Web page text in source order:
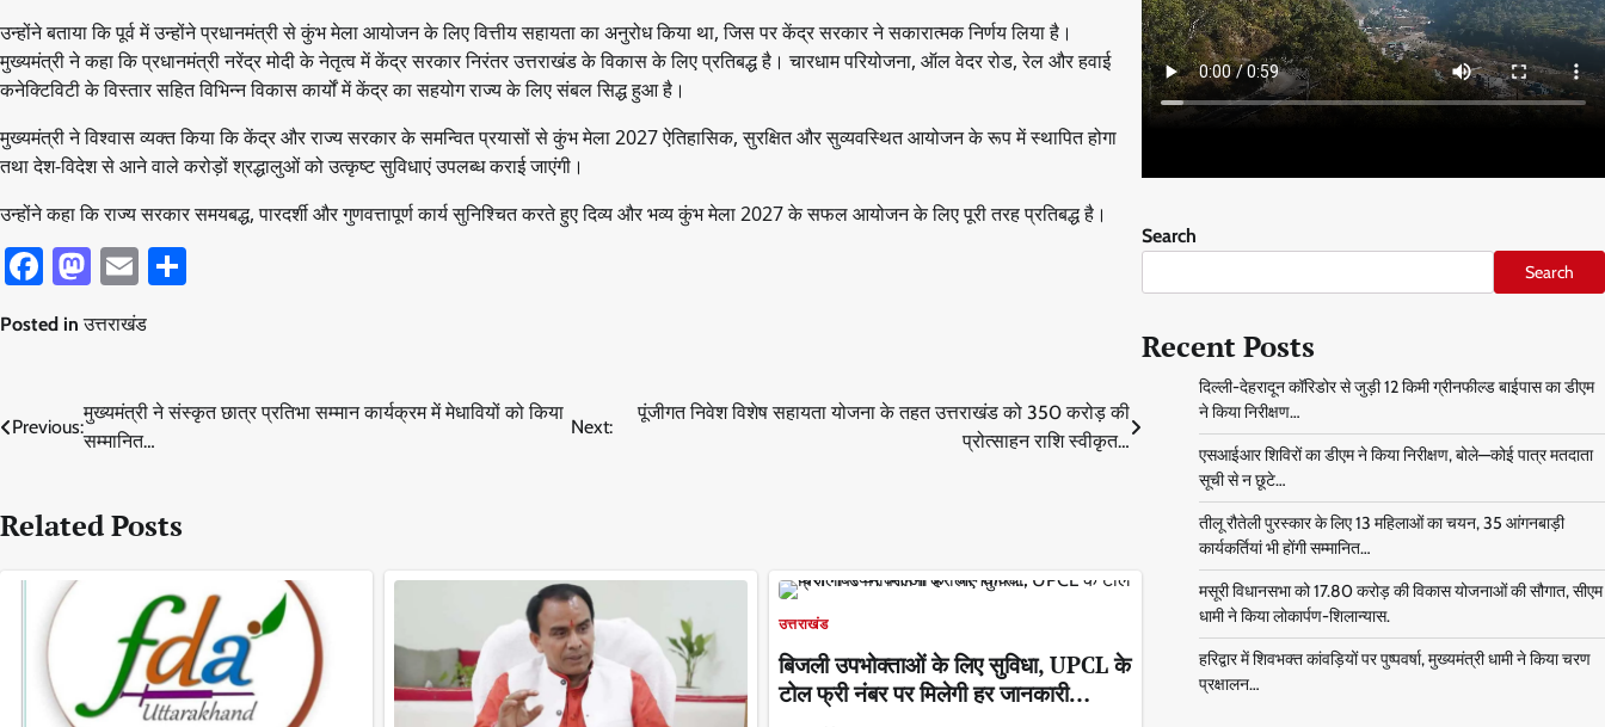
उन्होंने बताया कि पूर्व में उन्होंने प्रधानमंत्री से कुंभ मेला आयोजन के लिए वित्तीय सहायता का अनुरोध किया था, जिस पर केंद्र सरकार ने सकारात्मक निर्णय लिया है।
मुख्यमंत्री ने कहा कि प्रधानमंत्री नरेंद्र मोदी के नेतृत्व में केंद्र सरकार निरंतर उत्तराखंड के विकास के लिए प्रतिबद्ध है। चारधाम परियोजना, ऑल वेदर रोड, रेल और हवाई
कनेक्टिविटी के विस्तार सहित विभिन्न विकास कार्यों में केंद्र का सहयोग राज्य के लिए संबल सिद्ध हुआ है।
मुख्यमंत्री ने विश्वास व्यक्त किया कि केंद्र और राज्य सरकार के समन्वित प्रयासों से कुंभ मेला 2027 ऐतिहासिक, सुरक्षित और सुव्यवस्थित आयोजन के रूप में स्थापित होगा
तथा देश-विदेश से आने वाले करोड़ों श्रद्धालुओं को उत्कृष्ट सुविधाएं उपलब्ध कराई जाएंगी।
उन्होंने कहा कि राज्य सरकार समयबद्ध, पारदर्शी और गुणवत्तापूर्ण कार्य सुनिश्चित करते हुए दिव्य और भव्य कुंभ मेला 2027 के सफल आयोजन के लिए पूरी तरह प्रतिबद्ध है।
Facebook
Mastodon
Email
Posted inउत्तराखंड
Post
Previous:
मुख्यमंत्री ने संस्कृत छात्र प्रतिभा सम्मान कार्यक्रम में मेधावियों को किया
सम्मानित…
Next:
पूंजीगत निवेश विशेष सहायता योजना के तहत उत्तराखंड को 350 करोड़ की
प्रोत्साहन राशि स्वीकृत…
Related Posts
उत्तराखंड
बिजली उपभोक्ताओं के लिए सुविधा, UPCL के
टोल फ्री नंबर पर मिलेगी हर जानकारी…
Search
Search
Recent Posts
दिल्ली-देहरादून कॉरिडोर से जुड़ी 12 किमी ग्रीनफील्ड बाईपास का डीएम
ने किया निरीक्षण…
एसआईआर शिविरों का डीएम ने किया निरीक्षण, बोले—कोई पात्र मतदाता
सूची से न छूटे…
तीलू रौतेली पुरस्कार के लिए 13 महिलाओं का चयन, 35 आंगनबाड़ी
कार्यकर्तियां भी होंगी सम्मानित…
मसूरी विधानसभा को 17.80 करोड़ की विकास योजनाओं की सौगात, सीएम
धामी ने किया लोकार्पण-शिलान्यास.
हरिद्वार में शिवभक्त कांवड़ियों पर पुष्पवर्षा, मुख्यमंत्री धामी ने किया चरण
प्रक्षालन…